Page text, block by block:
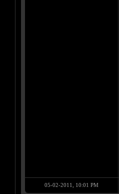
05-02-2011, 10:01 PM